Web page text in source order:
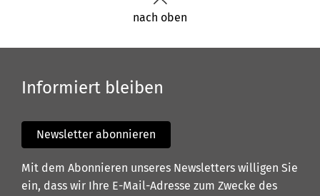
nach oben
Informiert bleiben
Newsletter abonnieren
Mit dem Abonnieren unseres Newsletters willigen Sie
ein, dass wir Ihre E-Mail-Adresse zum Zwecke des